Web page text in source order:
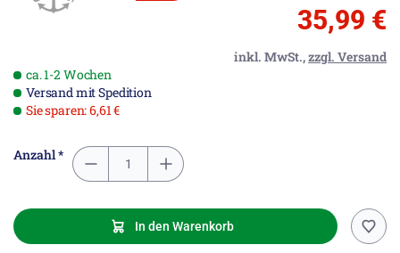
35,99 €
inkl. MwSt.,zzgl. Versand
ca. 1-2 Wochen
Versand mit Spedition
Sie sparen: 6,61 €
Anzahl *
In den Warenkorb